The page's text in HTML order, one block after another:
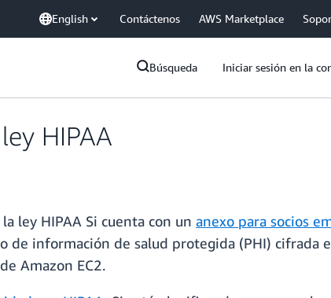
English Contáctenos AWS Marketplace
Búsqueda Iniciar sesión en la
HIPAA
ley HIPAA Si cuenta con un anexo para socios
de información de salud protegida (PHI) cifrada
Amazon EC2.